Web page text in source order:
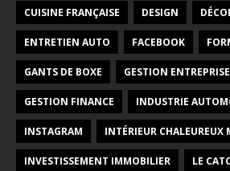
CUISINE FRANÇAISE DESIGN
ENTRETIEN AUTO FACEBOOK
GANTS DE BOXE GESTION ENTREPRISE
GESTION FINANCE INDUSTRIE
INSTAGRAM INTÉRIEUR CHALEUREUX
INVESTISSEMENT IMMOBILIER LE